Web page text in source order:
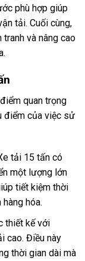
phù hợp giúp
tải. Cuối cùng,
và nâng cao
quan trọng
điểm của việc sử
tải 15 tấn có
một lượng lớn
tiết kiệm thời
hóa.
thiết kế với
cao. Điều này
thời gian dài mà